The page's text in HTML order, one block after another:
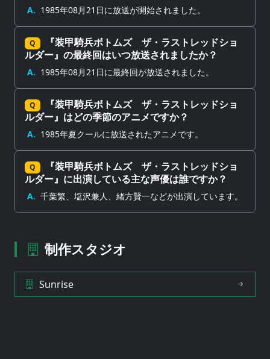
A. 1985年08月21日に放送が開始されました。
Q
『装甲騎兵ボトムズ ザ・ラストレッドショ
ルダー』の最終回はいつ放送されましたか？
A. 1985年08月21日に最終回が放送されました。
Q
『装甲騎兵ボトムズ ザ・ラストレッドショ
ルダー』はどの季節のアニメですか？
A. 1985年夏クールに放送されたアニメです。
Q
『装甲騎兵ボトムズ ザ・ラストレッドショ
ルダー』に出演している主な声優は誰ですか？
A. 千葉繁、塩沢兼人、緒方賢一などが出演しています。
制作スタジオ
Sunrise